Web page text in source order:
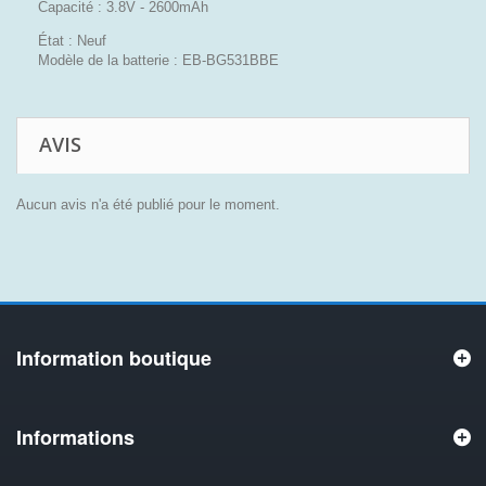
Capacité : 3.8V - 2600mAh
État : Neuf
Modèle de la batterie : EB-BG531BBE
AVIS
Aucun avis n'a été publié pour le moment.
Information boutique
Informations